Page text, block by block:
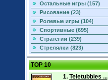
Остальные игры (157)
Рисование (23)
Ролевые игры (104)
Спортивные (695)
Стратегии (239)
Стрелялки (823)
TOP 10
1. Teletubbies ...